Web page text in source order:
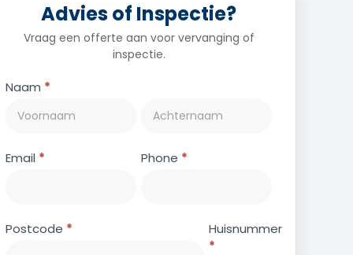
Advies of Inspectie?
Vraag een offerte aan voor vervanging of
inspectie.
Contact
Naam *
Email * Phone *
Postcode *
Huisnummer
*